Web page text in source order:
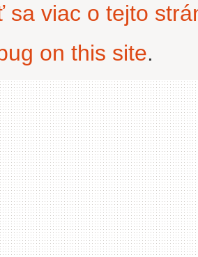
sa viac o tejto
on this site.